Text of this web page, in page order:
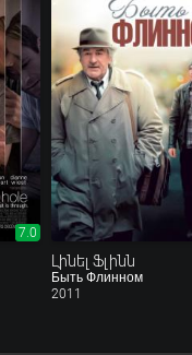
7.0
Լինել Ֆլինն
Быть Флинном
2011